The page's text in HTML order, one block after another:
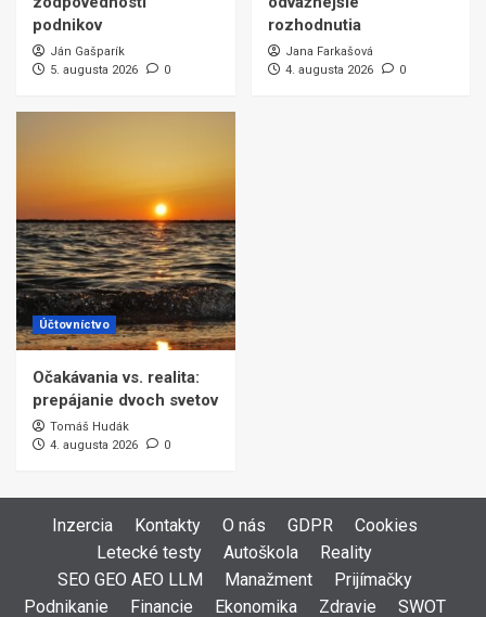
podnikov
Ján Gašparík
5. augusta 2026
0
rozhodnutia
Jana Farkašová
4. augusta 2026
0
Účtovníctvo
Očakávania vs. realita:
prepájanie dvoch svetov
Tomáš Hudák
4. augusta 2026
0
Inzercia Kontakty O nás GDPR
Cookies
Letecké testy
Autoškola
Reality
SEO GEO AEO LLM
Manažment
Prijímačky
Podnikanie
Financie Ekonomika Zdravie SWOT